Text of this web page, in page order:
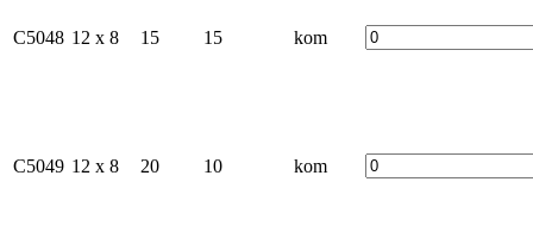
C5048 12 x 8 15 15 kom
C5049 12 x 8 20 10 kom